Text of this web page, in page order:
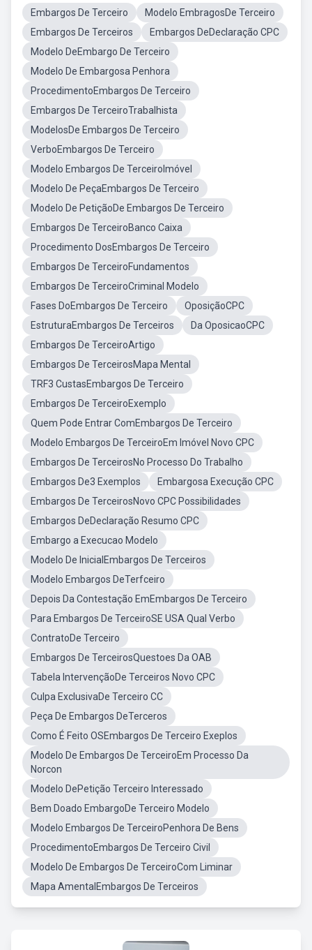
Embargos De Terceiro
Modelo EmbragosDe Terceiro
Embargos De Terceiros
Embargos DeDeclaração CPC
Modelo DeEmbargo De Terceiro
Modelo De Embargosa Penhora
ProcedimentoEmbargos De Terceiro
Embargos De TerceiroTrabalhista
ModelosDe Embargos De Terceiro
VerboEmbargos De Terceiro
Modelo Embargos De TerceiroImóvel
Modelo De PeçaEmbargos De Terceiro
Modelo De PetiçãoDe Embargos De Terceiro
Embargos De TerceiroBanco Caixa
Procedimento DosEmbargos De Terceiro
Embargos De TerceiroFundamentos
Embargos De TerceiroCriminal Modelo
Fases DoEmbargos De Terceiro
OposiçãoCPC
EstruturaEmbargos De Terceiros
Da OposicaoCPC
Embargos De TerceiroArtigo
Embargos De TerceirosMapa Mental
TRF3 CustasEmbargos De Terceiro
Embargos De TerceiroExemplo
Quem Pode Entrar ComEmbargos De Terceiro
Modelo Embargos De TerceiroEm Imóvel Novo CPC
Embargos De TerceirosNo Processo Do Trabalho
Embargos De3 Exemplos
Embargosa Execução CPC
Embargos De TerceirosNovo CPC Possibilidades
Embargos DeDeclaração Resumo CPC
Embargo a Execucao Modelo
Modelo De InicialEmbargos De Terceiros
Modelo Embargos DeTerfceiro
Depois Da Contestação EmEmbargos De Terceiro
Para Embargos De TerceiroSE USA Qual Verbo
ContratoDe Terceiro
Embargos De TerceirosQuestoes Da OAB
Tabela IntervençãoDe Terceiros Novo CPC
Culpa ExclusivaDe Terceiro CC
Peça De Embargos DeTerceros
Como É Feito OSEmbargos De Terceiro Exeplos
Modelo De Embargos De TerceiroEm Processo Da
Norcon
Modelo DePetição Terceiro Interessado
Bem Doado EmbargoDe Terceiro Modelo
Modelo Embargos De TerceiroPenhora De Bens
ProcedimentoEmbargos De Terceiro Civil
Modelo De Embargos De TerceiroCom Liminar
Mapa AmentalEmbargos De Terceiros